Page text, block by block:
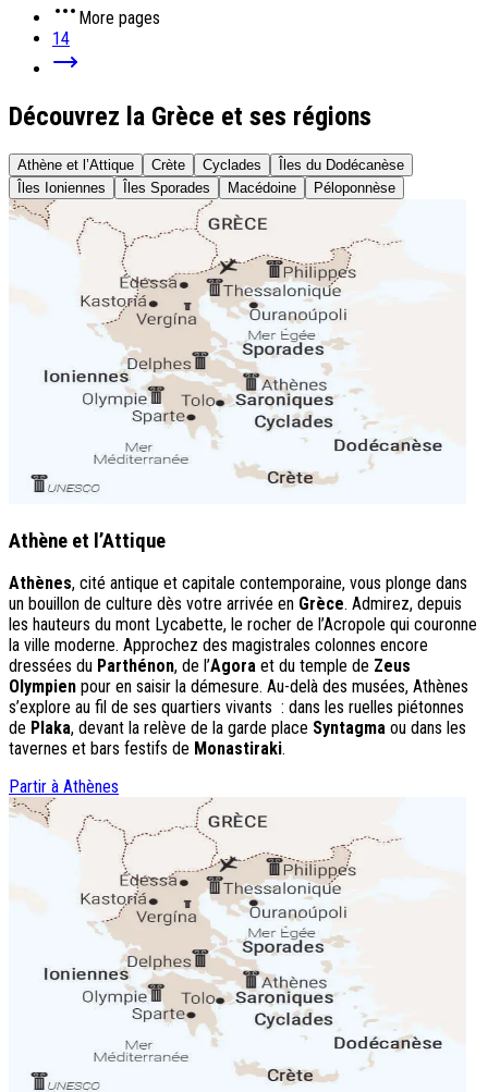
More pages
14
Découvrez la Grèce et ses régions
Athène et l’Attique Crète Cyclades
Îles du Dodécanèse
Îles Ioniennes
Îles Sporades Macédoine Péloponnèse
Athène et l’Attique
Athènes, cité antique et capitale contemporaine, vous plonge dans
un bouillon de culture dès votre arrivée en Grèce. Admirez, depuis
les hauteurs du mont Lycabette, le rocher de l’Acropole qui couronne
la ville moderne. Approchez des magistrales colonnes encore
dressées du Parthénon, de l’Agora et du temple de Zeus
Olympien pour en saisir la démesure. Au-delà des musées, Athènes
s’explore au fil de ses quartiers vivants : dans les ruelles piétonnes
de Plaka, devant la relève de la garde place Syntagma ou dans les
tavernes et bars festifs de Monastiraki.
Partir à Athènes